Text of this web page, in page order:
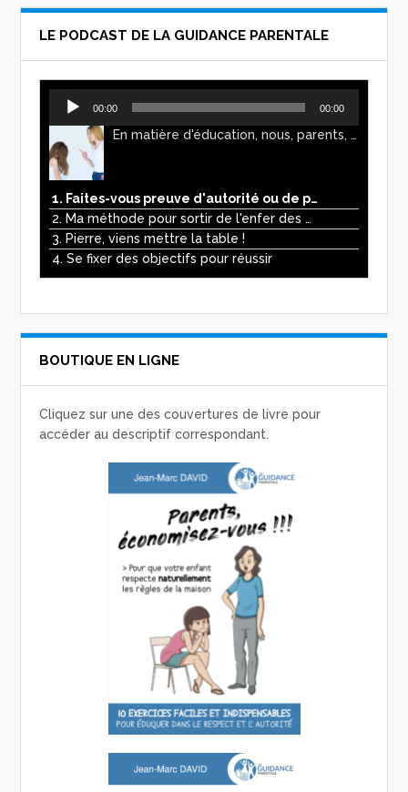
LE PODCAST DE LA GUIDANCE PARENTALE
Lecteur
audio
00:00 00:00
En matière d'éducation, nous, parents, avons l'impression de faire preuve d'autorité. Mais n'est-ce pas, parfois, plutôt un jeu de pouvoir ? Ce podcast vous permettra d'y voir plus clair !
1. Faites-vous preuve d'autorité ou de pouvoir avec vos enfants ?
2. Ma méthode pour sortir de l'enfer des écrans
3. Pierre, viens mettre la table !
4. Se fixer des objectifs pour réussir
BOUTIQUE EN LIGNE
Cliquez sur une des couvertures de livre pour
accéder au descriptif correspondant.